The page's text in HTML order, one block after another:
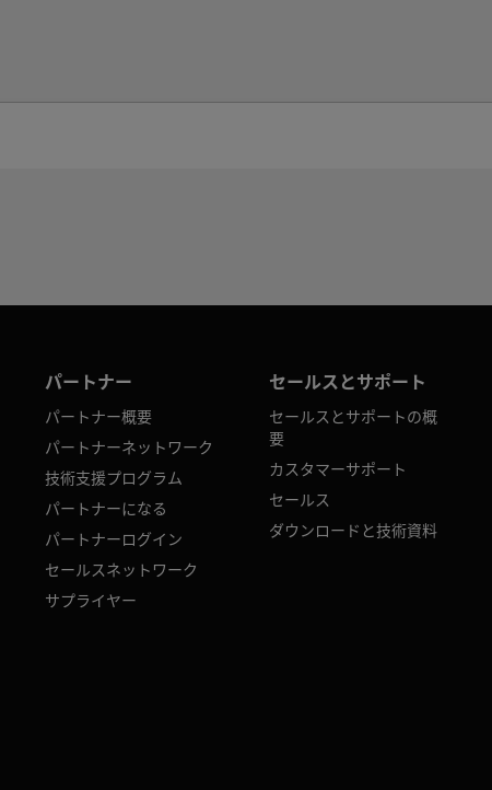
パートナー
パートナー概要
パートナーネットワーク
技術支援プログラム
パートナーになる
パートナーログイン
セールスネットワーク
サプライヤー
セールスとサポート
セールスとサポートの概
要
カスタマーサポート
セールス
ダウンロードと技術資料